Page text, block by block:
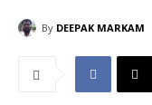
By DEEPAK MARKAM